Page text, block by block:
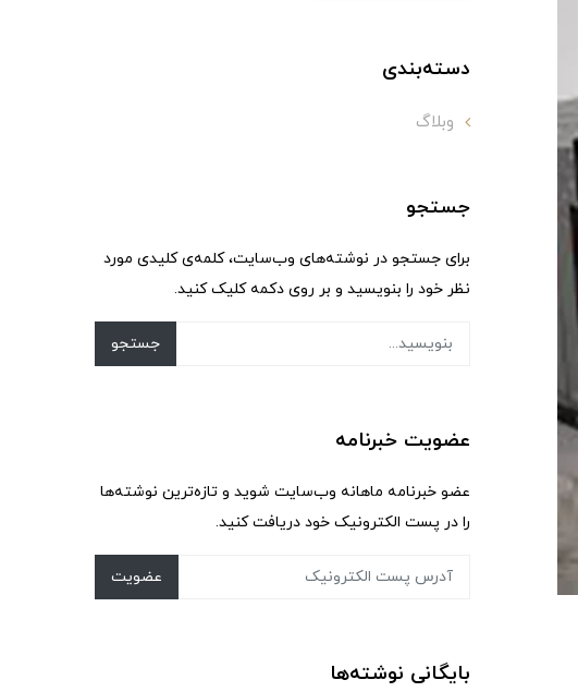
دسته‌بندی
وبلاگ
جستجو
برای جستجو در نوشته‌های وب‌سایت، کلمه‌ی کلیدی مورد
نظر خود را بنویسید و بر روی دکمه کلیک کنید.
جستجو
عضویت خبرنامه
عضو خبرنامه ماهانه وب‌سایت شوید و تازه‌ترین نوشته‌ها
را در پست الکترونیک خود دریافت کنید.
عضویت
بایگانی نوشته‌ها